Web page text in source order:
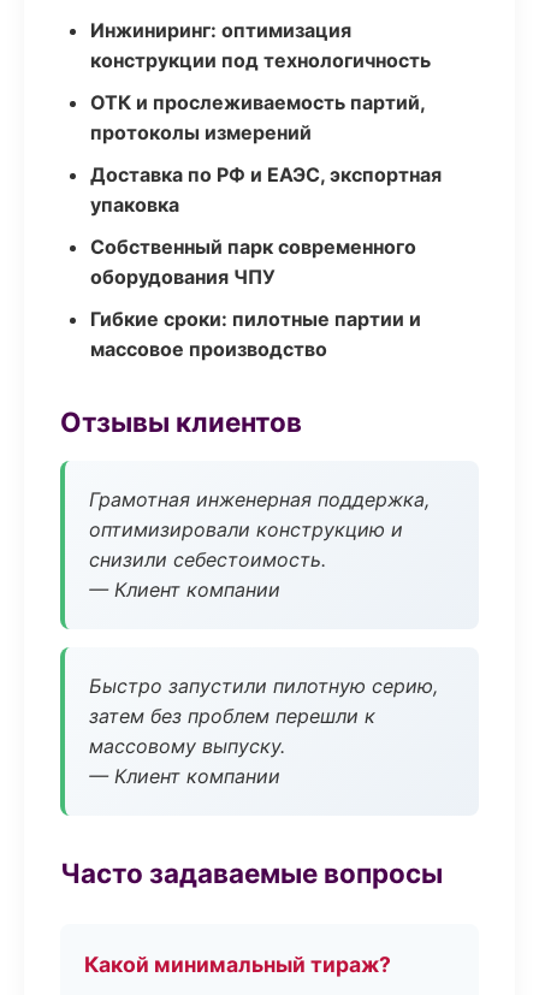
Инжиниринг: оптимизация
конструкции под технологичность
ОТК и прослеживаемость партий,
протоколы измерений
Доставка по РФ и ЕАЭС, экспортная
упаковка
Собственный парк современного
оборудования ЧПУ
Гибкие сроки: пилотные партии и
массовое производство
Отзывы клиентов
Грамотная инженерная поддержка,
оптимизировали конструкцию и
снизили себестоимость.
— Клиент компании
Быстро запустили пилотную серию,
затем без проблем перешли к
массовому выпуску.
— Клиент компании
Часто задаваемые вопросы
Какой минимальный тираж?